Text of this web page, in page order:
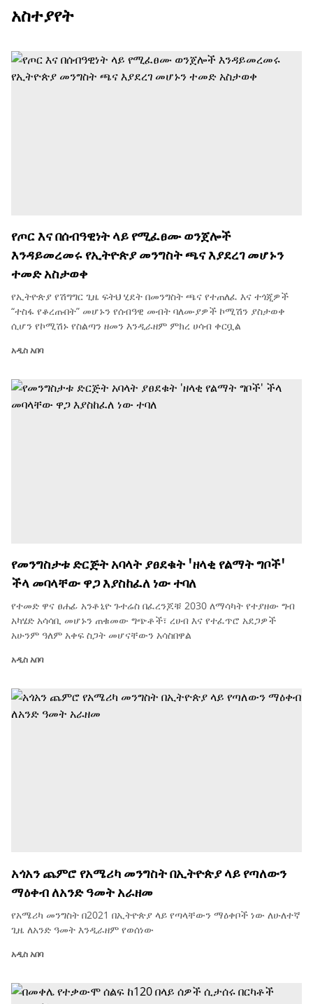
አስተያየት
የጦር እና በሰብዓዊነት ላይ የሚፈፀሙ ወንጀሎች
እንዳይመረመሩ የኢትዮጵያ መንግስት ጫና እያደረገ መሆኑን
ተመድ አስታወቀ
የኢትዮጵያ የሽግግር ጊዜ ፍትህ ሂደት በመንግስት ጫና የተጠለፈ እና ተጎጂዎች
“ተስፋ የቆረጡበት” መሆኑን የሰብዓዊ መብት ባለሙያዎች ኮሚሽን ያስታወቀ
ሲሆን የኮሚሽኑ የስልጣን ዘመን እንዲራዘም ምክረ ሀሳብ ቀርቧል
አዲስ አበባ
የመንግስታቱ ድርጅት አባላት ያፀደቁት 'ዘላቂ የልማት ግቦች'
ችላ መባላቸው ዋጋ እያስከፈለ ነው ተባለ
የተመድ ዋና ፀሐፊ አንቶኒዮ ጉተሬስ በፈረንጆቹ 2030 ለማሳካት የተያዘው ግብ
አካሄድ አሳሳቢ መሆኑን ጠቁመው ግጭቶች፣ ረሀብ እና የተፈጥሮ አደጋዎች
አሁንም ዓለም አቀፍ ስጋት መሆናቸውን አሳስበዋል
አዲስ አበባ
አጎአን ጨምሮ የአሜሪካ መንግስት በኢትዮጵያ ላይ የጣለውን
ማዕቀብ ለአንድ ዓመት አራዘመ
የአሜሪካ መንግስት በ2021 በኢትዮጵያ ላይ የጣላቸውን ማዕቀቦች ነው ለሁለተኛ
ጊዜ ለአንድ ዓመት እንዲራዘም የወሰነው
አዲስ አበባ